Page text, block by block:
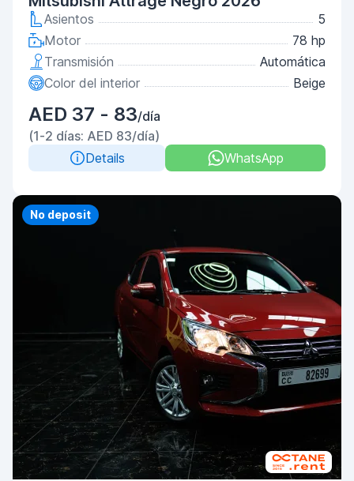
Asientos
5
Motor
78 hp
Transmisión
Automática
Color del interior
Beige
AED 37 - 83/día
(1-2 días: AED 83/día)
Details
WhatsApp
No deposit